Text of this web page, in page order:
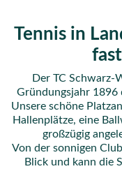
Tennis in
Der TC Schwarz-
Gründungsjahr 1896
Unsere schöne
Hallenplätze, eine
großzügig
Von der sonnigen
Blick und kann die